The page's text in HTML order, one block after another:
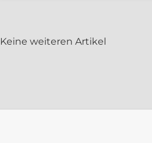
Keine weiteren Artikel